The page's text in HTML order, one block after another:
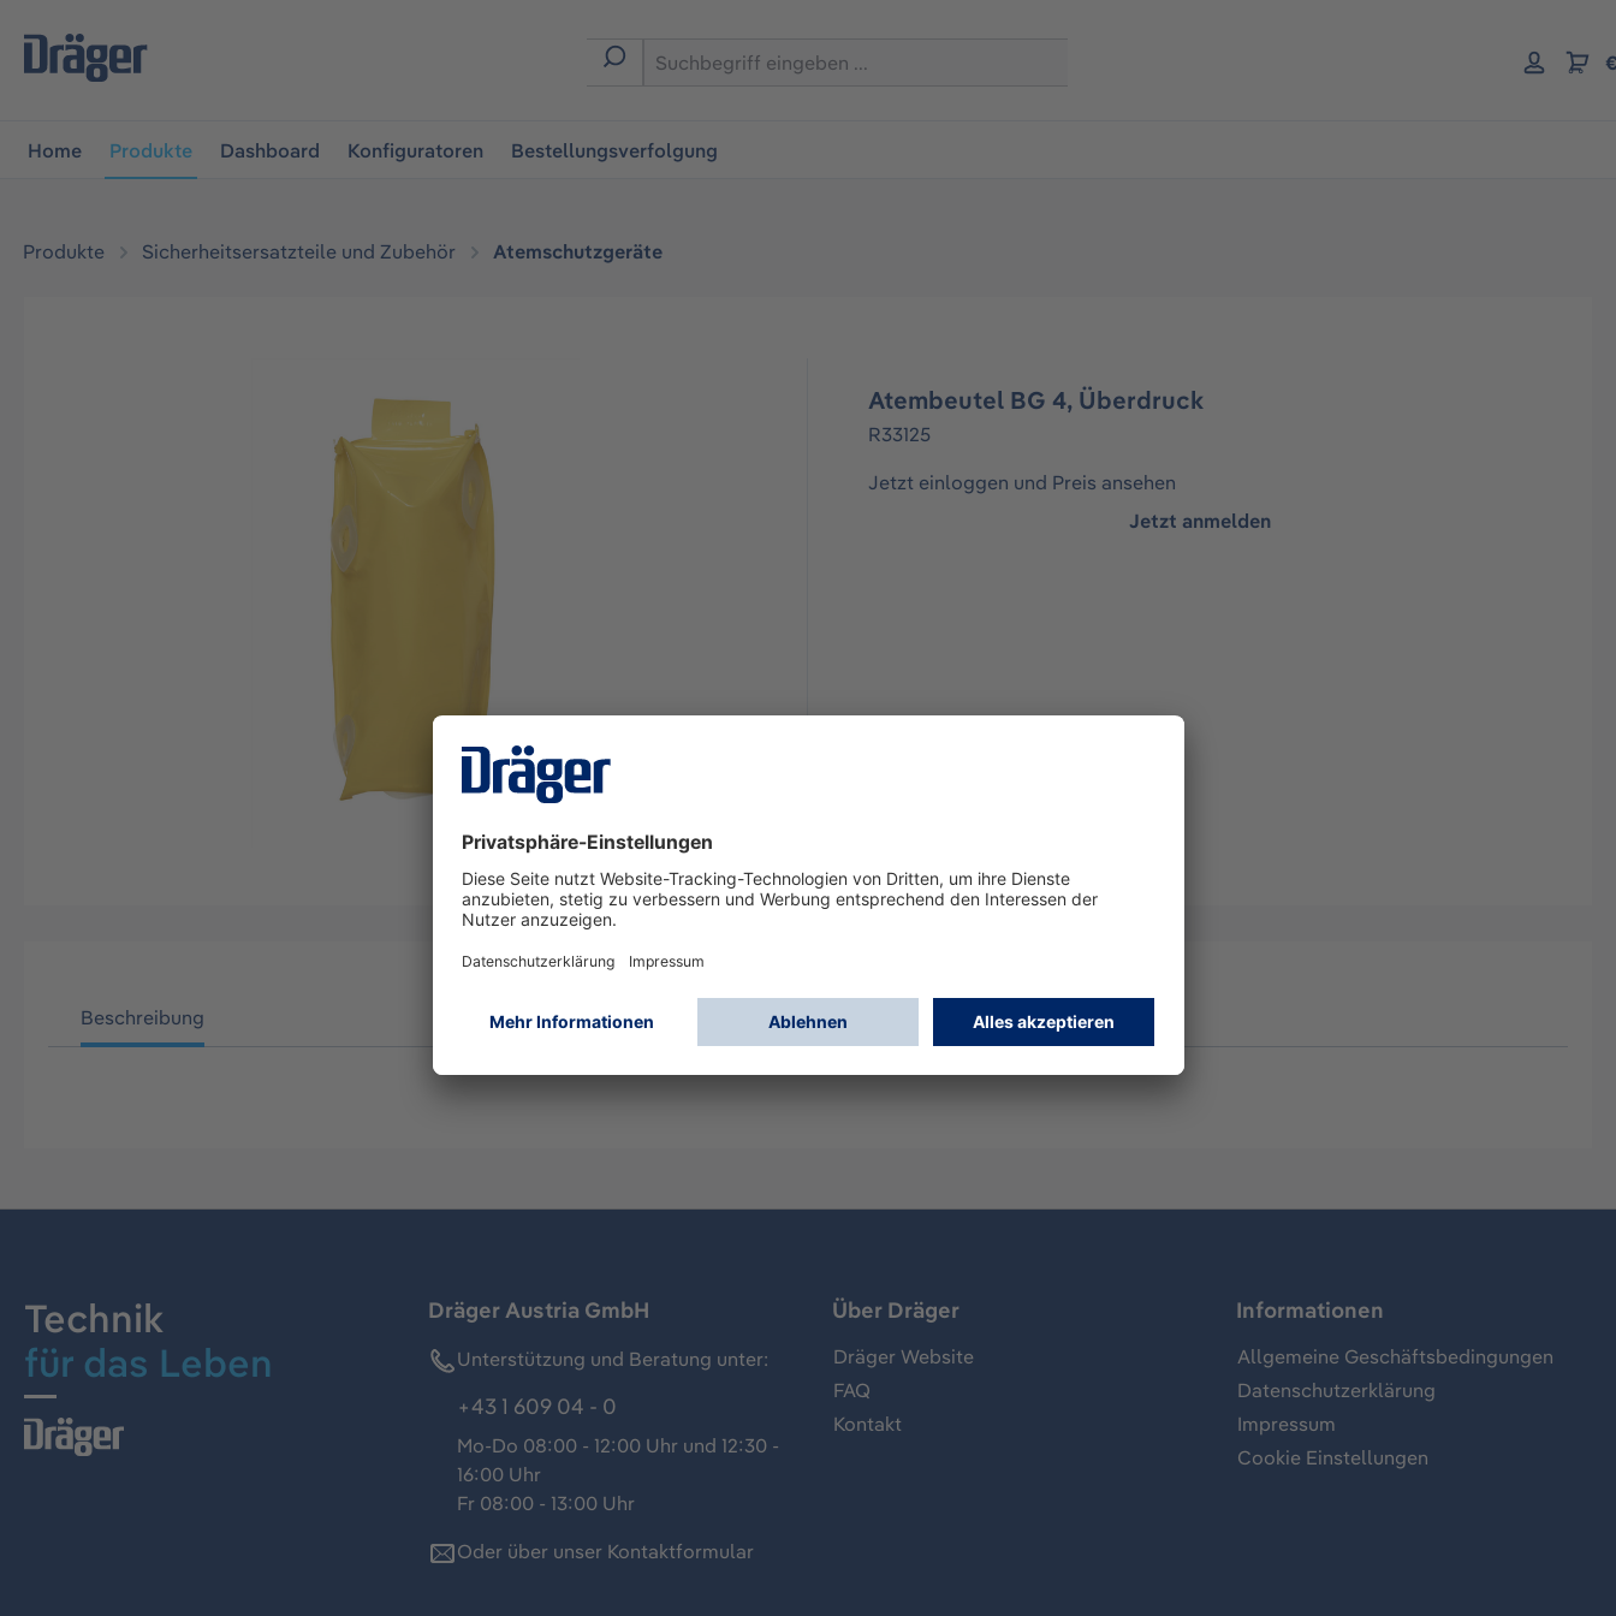
springen
Home Produkte Dashboard Konfiguratoren Bestellungsverfolgung
Produkte Sicherheitsersatzteile und Zubehör Atemschutzgeräte
Atembeutel BG 4, Überdruck
R33125
Jetzt einloggen und Preis ansehen
Jetzt anmelden
Beschreibung
Technik
für das Leben
Dräger Austria GmbH
Unterstützung und Beratung unter:
+43 1 609 04 - 0
Mo-Do 08:00 - 12:00 Uhr und 12:30 -
16:00 Uhr
Fr 08:00 - 13:00 Uhr
Oder über unser Kontaktformular
Über Dräger
Dräger Website
FAQ
Kontakt
Informationen
Allgemeine Geschäftsbedingungen
Datenschutzerklärung
Impressum
Cookie Einstellungen